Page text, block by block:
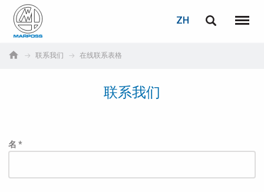
S.p.A.
ZH
菜单
联系我们 在线联系表格
联系我们
名 *
Deutsch
Italiano
登录